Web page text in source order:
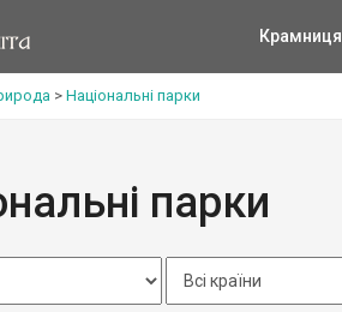
Крамниця
> Національні парки
парки